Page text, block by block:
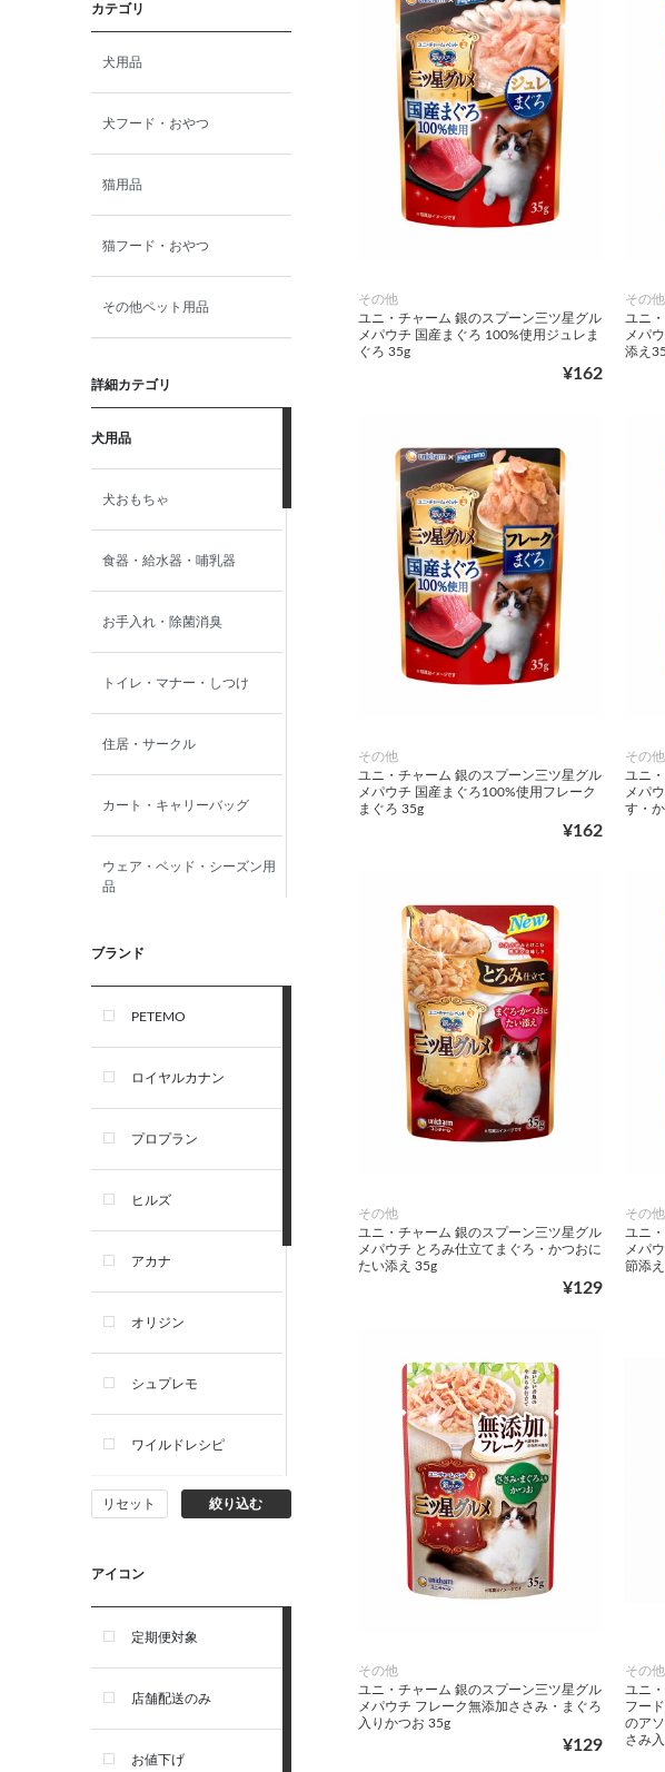
カテゴリ
犬用品
犬フード・おやつ
猫用品
猫フード・おやつ
その他ペット用品
詳細カテゴリ
犬用品
犬おもちゃ
食器・給水器・哺乳器
お手入れ・除菌消臭
トイレ・マナー・しつけ
住居・サークル
カート・キャリーバッグ
ウェア・ベッド・シーズン用
品
首輪・ハーネス(胴輪)・リー
イ・ウェット）
犬ドライフード
犬ウェットフード
犬おやつ
犬サプリ・ミルク・栄養補給
ブランド
PETEMO
ロイヤルカナン
プロプラン
ヒルズ
アカナ
オリジン
シュプレモ
ワイルドレシピ
ナチュラルチョイス
ウェルネス
アーテミス
セレクトバランス
リガロ
リセット 絞り込む
アイコン
定期便対象
店舗配送のみ
お値下げ
その他
ユニ・チャーム 銀のスプーン三ツ星グル
メパウチ 国産まぐろ 100%使用ジュレま
ぐろ 35g
¥162
その他
ユニ
メパ
添え
その他
ユニ・チャーム 銀のスプーン三ツ星グル
メパウチ 国産まぐろ100%使用フレーク
まぐろ 35g
¥162
その他
ユニ
メパ
す・
その他
ユニ・チャーム 銀のスプーン三ツ星グル
メパウチ とろみ仕立てまぐろ・かつおに
たい添え 35g
¥129
その他
ユニ
メパ
節添
その他
ユニ・チャーム 銀のスプーン三ツ星グル
メパウチ フレーク無添加ささみ・まぐろ
入りかつお 35g
¥129
その他
ユニ
フー
のア
さみ